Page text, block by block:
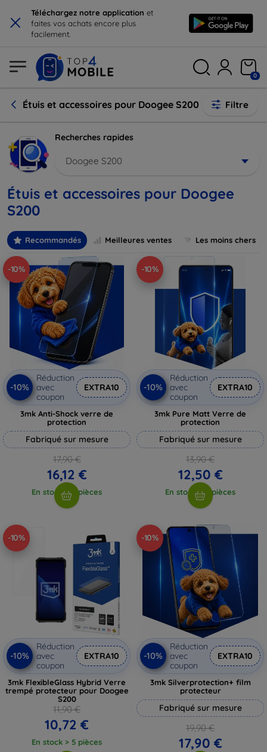
× Téléchargez notre application et
faites vos achats encore plus
facilement.
0
Étuis et accessoires pour Doogee S200 Filtre
Recherches rapides
Doogee S200
Étuis et accessoires pour Doogee
S200
Recommandés Meilleures ventes Les moins chers
-10%
-10%
Réduction
avec
coupon
EXTRA10
3mk Anti-Shock verre de
protection
Fabriqué sur mesure
17,90 €
16,12 €
En stock > 5 pièces
-10%
-10%
Réduction
avec
coupon
EXTRA10
3mk Pure Matt Verre de
protection
Fabriqué sur mesure
13,90 €
12,50 €
En stock > 5 pièces
-10%
-10%
Réduction
avec
coupon
EXTRA10
3mk FlexibleGlass Hybrid Verre
trempé protecteur pour Doogee
S200
11,90 €
10,72 €
En stock > 5 pièces
-10%
-10%
Réduction
avec
coupon
EXTRA10
3mk Silverprotection+ film
protecteur
Fabriqué sur mesure
19,90 €
17,90 €